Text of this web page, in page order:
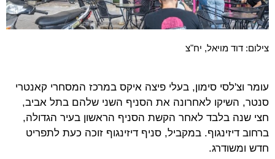
צילום: דוד מויאל, יח"צ
עומר וצ'לסי סימון, בעלי פיצה איקס במרכז המסחרי קאנטרי
סנטר, השיקו לאחרונה את הסניף השני שלהם בתל אביב,
חצי שנה בלבד לאחר הקשת הסניף הראשון בעיר הגדולה,
ברחוב דיזינגוף. במקביל, סניף דיזינגוף זוכה כעת לתפריט
חדש ומשודרג.